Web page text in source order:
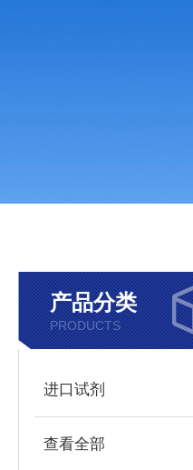
产品分类
PRODUCTS
进口试剂
查看全部